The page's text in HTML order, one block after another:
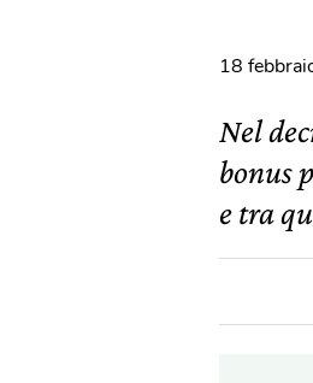
18
Nel
bonus
e tra